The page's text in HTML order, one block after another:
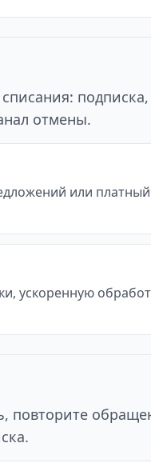
отмены.
или платный
ускоренную
повторите